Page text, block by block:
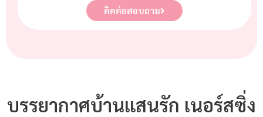
ติดต่อสอบถาม
บรรยากาศบ้านแสนรัก เนอร์สซิ่ง